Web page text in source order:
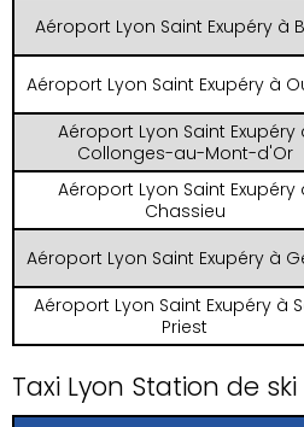
Aéroport Lyon Saint Exupéry à
Aéroport Lyon Saint Exupéry à
Aéroport Lyon Saint Exupéry
Collonges-au-Mont-d'Or
Aéroport Lyon Saint Exupéry
Chassieu
Aéroport Lyon Saint Exupéry à
Aéroport Lyon Saint Exupéry à
Priest
Taxi Lyon Station de ski